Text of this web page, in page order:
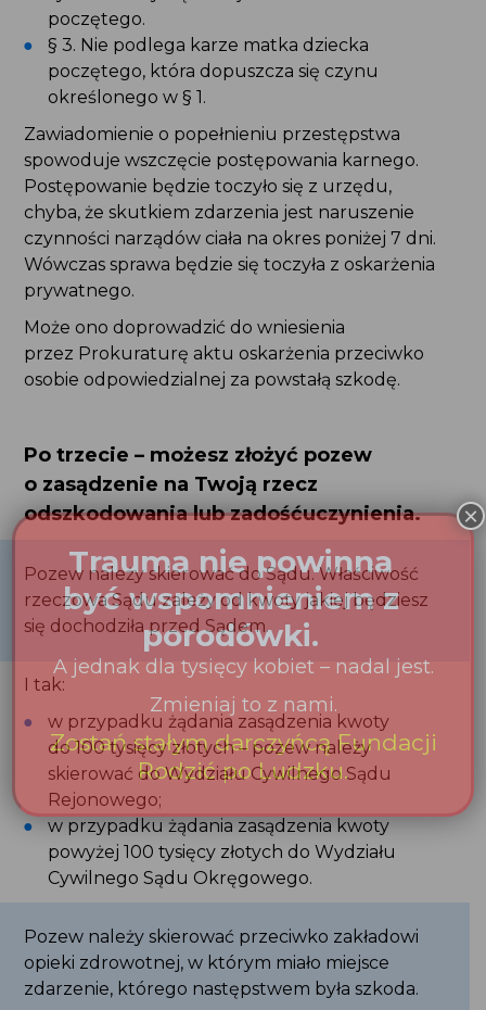
spowoduje wszczęcie postępowania karnego.
Postępowanie będzie toczyło się z urzędu, chyba,
że skutkiem zdarzenia jest naruszenie czynności
narządów ciała na okres poniżej 7 dni. Wówczas
prywatnego.
Może ono doprowadzić do wniesienia
przez Prokuraturę aktu oskarżenia przeciwko
osobie odpowiedzialnej za powstałą szkodę.
Po trzecie – możesz złożyć pozew
o zasądzenie na Twoją rzecz
odszkodowania lub zadośćuczynienia.
rzeczowa Sądu zależy od kwoty jakiej będziesz się
dochodziła przed Sądem.
w przypadku żądania zasądzenia kwoty
do 100 tysięcy złotych – pozew należy skierować
do Wydziału Cywilnego Sądu Rejonowego;
w przypadku żądania zasądzenia kwoty
powyżej 100 tysięcy złotych do Wydziału
Cywilnego Sądu Okręgowego.
Pozew należy skierować przeciwko zakładowi
opieki zdrowotnej, w którym miało miejsce
zdarzenie, którego następstwem była szkoda.
W postępowaniu przed Sądem będą miały miejsce
cywilnego.
„Ukaranym” nie będzie lekarz, ale szpital,
który po ustaleniu przez Sąd, iż ponosi